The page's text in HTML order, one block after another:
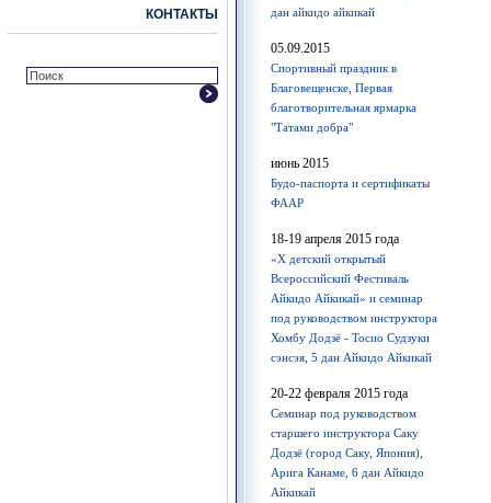
КОНТАКТЫ
дан айкидо айкикай
05.09.2015
Спортивный праздник в
Благовещенске, Первая
благотворительная ярмарка
"Татами добра"
июнь 2015
Будо-паспорта и сертификаты
ФААР
18-19 апреля 2015 года
«Х детский открытый
Всероссийский Фестиваль
Айкидо Айкикай» и семинар
под руководством инструктора
Хомбу Додзё - Тосио Судзуки
сэнсэя, 5 дан Айкидо Айкикай
20-22 февраля 2015 года
Семинар под руководством
старшего инструктора Саку
Додзё (город Саку, Япония),
Арига Канаме, 6 дан Айкидо
Айкикай